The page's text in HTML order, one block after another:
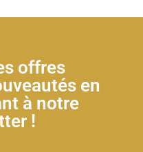
offres
en
à notre
!